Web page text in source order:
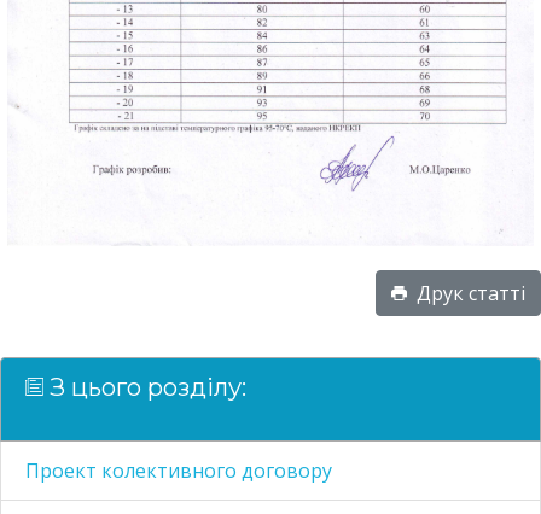
Друк статті
З цього розділу:
Проект колективного договору